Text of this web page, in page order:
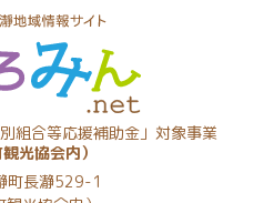
んネッ
ト
組合等応援補助金」対象事業
光協会内）
町長瀞529-1